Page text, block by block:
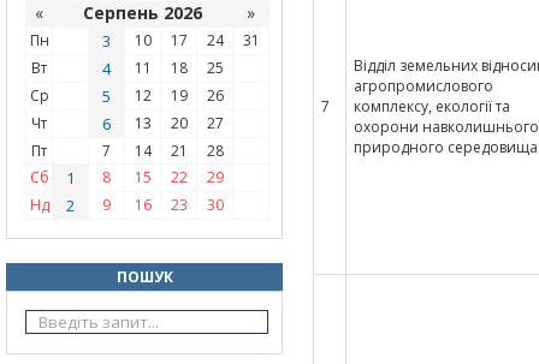
« Серпень 2026 »
Пн 3 10 17 24
31
Вт
4 11 18
25
Ср
5 12 19
26
Чт
6 13 20
27
Пт
7 14 21
28
Сб
1 8 15 22
29
Нд
2 9 16 23 30
ПОШУК
7
Відділ земельних
агропромислового
комплексу, екології та
охорони навколишнього
природного середовища